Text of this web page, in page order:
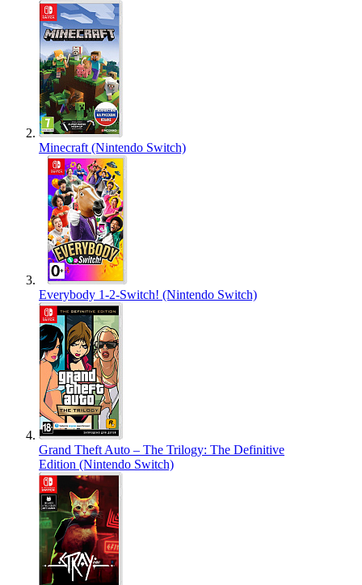
Minecraft (Nintendo Switch)
Everybody 1-2-Switch! (Nintendo Switch)
Grand Theft Auto – The Trilogy: The Definitive
Edition (Nintendo Switch)